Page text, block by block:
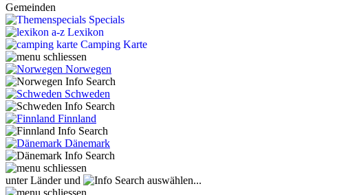
Gemeinden
Specials
Lexikon
Camping Karte
Norwegen
Schweden
Finnland
Dänemark
unter Länder und auswählen...